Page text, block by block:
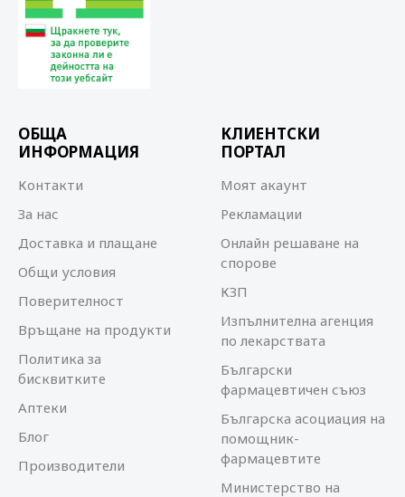
ОБЩА
ИНФОРМАЦИЯ
Контакти
За нас
Доставка и плащане
Общи условия
Поверителност
Връщане на продукти
Политика за
бисквитките
Аптеки
Блог
Производители
КЛИЕНТСКИ
ПОРТАЛ
Моят акаунт
Рекламации
Онлайн решаване на
спорове
КЗП
Изпълнителна агенция
по лекарствата
Български
фармацевтичен съюз
Българска асоциация на
помощник-
фармацевтите
Министерство на